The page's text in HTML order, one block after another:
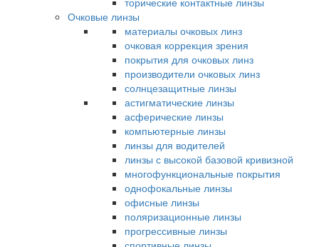
Очковые линзы
материалы очковых линз
очковая коррекция зрения
покрытия для очковых линз
производители очковых линз
солнцезащитные линзы
астигматические линзы
асферические линзы
компьютерные линзы
линзы для водителей
линзы с высокой базовой кривизной
многофункциональные покрытия
однофокальные линзы
офисные линзы
поляризационные линзы
прогрессивные линзы